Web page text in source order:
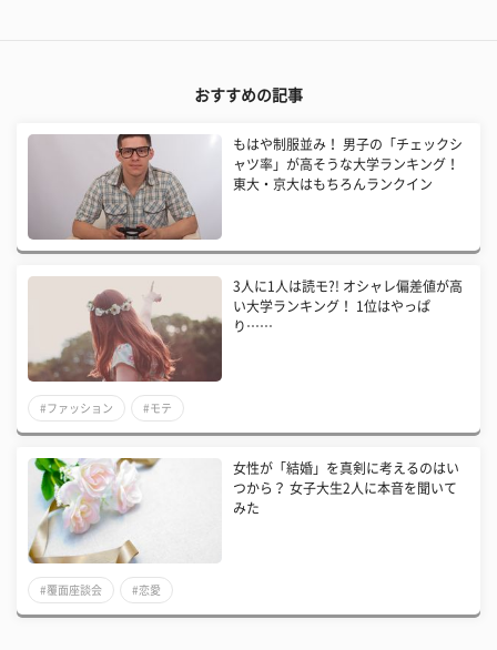
おすすめの記事
もはや制服並み！ 男子の「チェックシ
ャツ率」が高そうな大学ランキング！
東大・京大はもちろんランクイン
3人に1人は読モ?! オシャレ偏差値が高
い大学ランキング！ 1位はやっぱ
り……
#ファッション #モテ
女性が「結婚」を真剣に考えるのはい
つから？ 女子大生2人に本音を聞いて
みた
#覆面座談会 #恋愛